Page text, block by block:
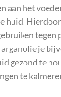
aan het
huid.
tegen
je
gezond te
te